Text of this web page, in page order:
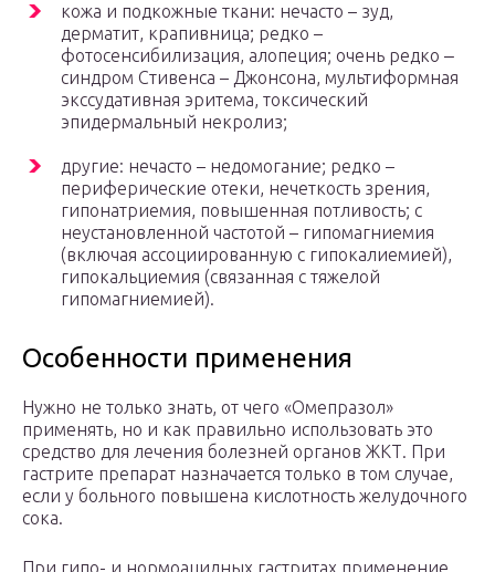
кожа и подкожные ткани: нечасто – зуд,
дерматит, крапивница; редко –
фотосенсибилизация, алопеция; очень редко ‒
синдром Стивенса – Джонсона, мультиформная
экссудативная эритема, токсический
эпидермальный некролиз;
другие: нечасто – недомогание; редко –
периферические отеки, нечеткость зрения,
гипонатриемия, повышенная потливость; с
неустановленной частотой – гипомагниемия
(включая ассоциированную с гипокалиемией),
гипокальциемия (связанная с тяжелой
гипомагниемией).
Особенности применения
Нужно не только знать, от чего «Омепразол»
применять, но и как правильно использовать это
средство для лечения болезней органов ЖКТ. При
гастрите препарат назначается только в том случае,
если у больного повышена кислотность желудочного
сока.
При гипо- и нормоацидных гастритах применение